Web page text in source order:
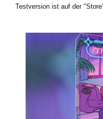
Testversion ist auf der